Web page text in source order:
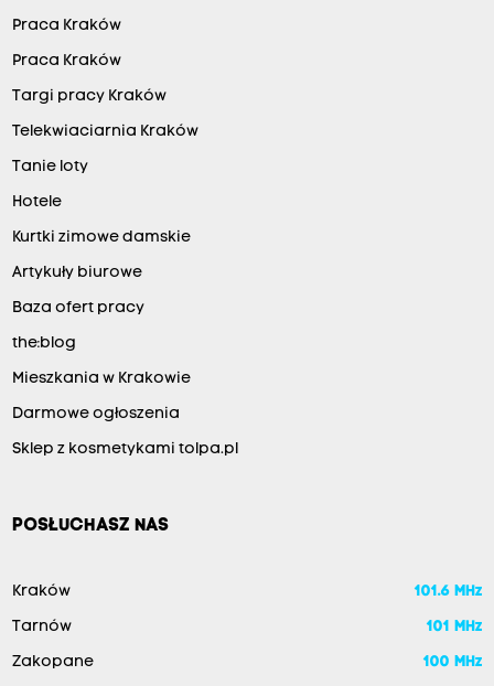
Praca Kraków
Praca Kraków
Targi pracy Kraków
Telekwiaciarnia Kraków
Tanie loty
Hotele
Kurtki zimowe damskie
Artykuły biurowe
Baza ofert pracy
the:blog
Mieszkania w Krakowie
Darmowe ogłoszenia
Sklep z kosmetykami tolpa.pl
POSŁUCHASZ NAS
Kraków 101.6 MHz
Tarnów 101 MHz
Zakopane 100 MHz